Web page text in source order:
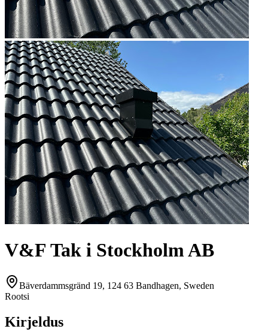
V&F Tak i Stockholm AB
Bäverdammsgränd 19, 124 63 Bandhagen, Sweden
Rootsi
Kirjeldus